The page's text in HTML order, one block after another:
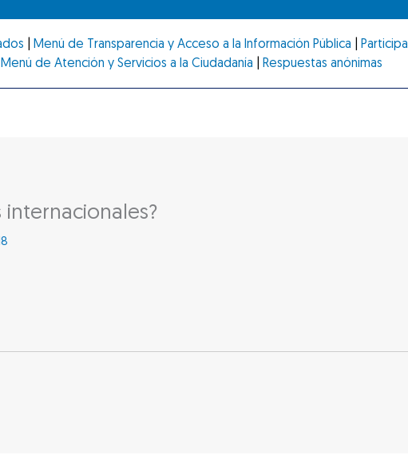
Menú de Transparencia y Acceso a la Información Pública
Participa
Menú de Atención y Servicios a la Ciudadanía
Respuestas anónimas